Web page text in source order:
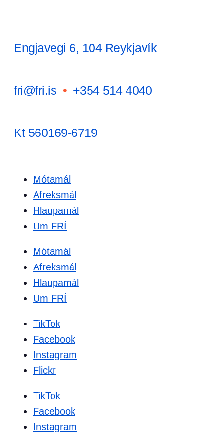
Engjavegi 6, 104 Reykjavík
fri@fri.is • +354 514 4040
Kt 560169-6719
Mótamál
Afreksmál
Hlaupamál
Um FRÍ
Mótamál
Afreksmál
Hlaupamál
Um FRÍ
TikTok
Facebook
Instagram
Flickr
TikTok
Facebook
Instagram